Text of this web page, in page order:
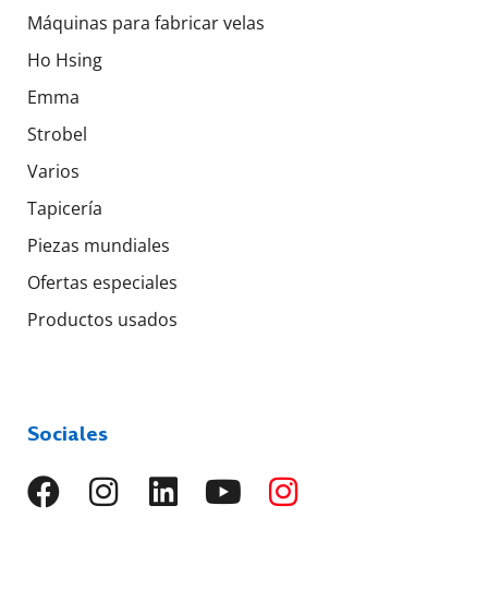
Máquinas para fabricar velas
Ho Hsing
Emma
Strobel
Varios
Tapicería
Piezas mundiales
Ofertas especiales
Productos usados
Sociales